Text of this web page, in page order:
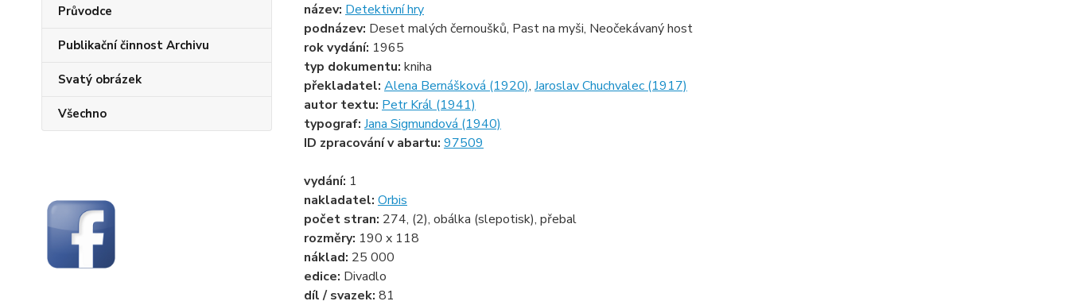
Průvodce
Publikační činnost Archivu
Svatý obrázek
Všechno
název: Detektivní hry
podnázev: Deset malých černoušků, Past na myši, Neočekávaný host
rok vydání: 1965
typ dokumentu: kniha
překladatel: Alena Bernášková (1920), Jaroslav Chuchvalec (1917)
autor textu: Petr Král (1941)
typograf: Jana Sigmundová (1940)
ID zpracování v abartu: 97509
vydání: 1
nakladatel: Orbis
počet stran: 274, (2), obálka (slepotisk), přebal
rozměry: 190 x 118
náklad: 25 000
edice: Divadlo
díl / svazek: 81